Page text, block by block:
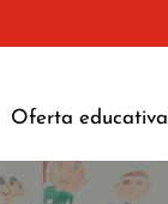
Oferta educativa